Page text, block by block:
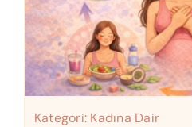
Kategori: Kadına Dair